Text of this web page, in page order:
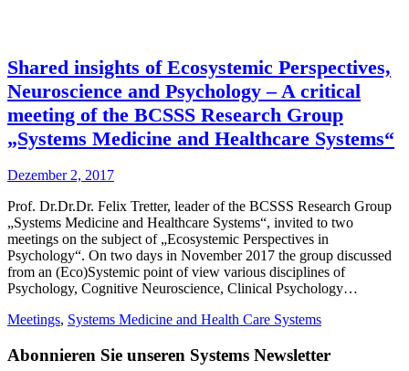
Shared insights of Ecosystemic Perspectives,
Neuroscience and Psychology – A critical
meeting of the BCSSS Research Group
„Systems Medicine and Healthcare Systems“
Dezember 2, 2017
Prof. Dr.Dr.Dr. Felix Tretter, leader of the BCSSS Research Group
„Systems Medicine and Healthcare Systems“, invited to two
meetings on the subject of „Ecosystemic Perspectives in
Psychology“. On two days in November 2017 the group discussed
from an (Eco)Systemic point of view various disciplines of
Psychology, Cognitive Neuroscience, Clinical Psychology…
Meetings, Systems Medicine and Health Care Systems
Abonnieren Sie unseren Systems Newsletter